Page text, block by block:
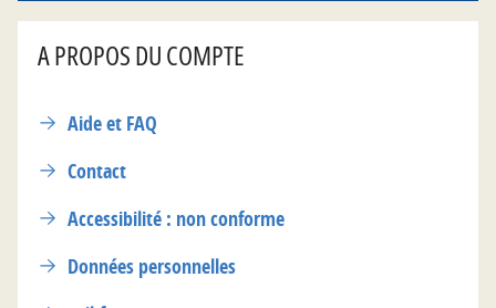
A PROPOS DU COMPTE
Aide et FAQ
Contact
Accessibilité : non conforme
Données personnelles